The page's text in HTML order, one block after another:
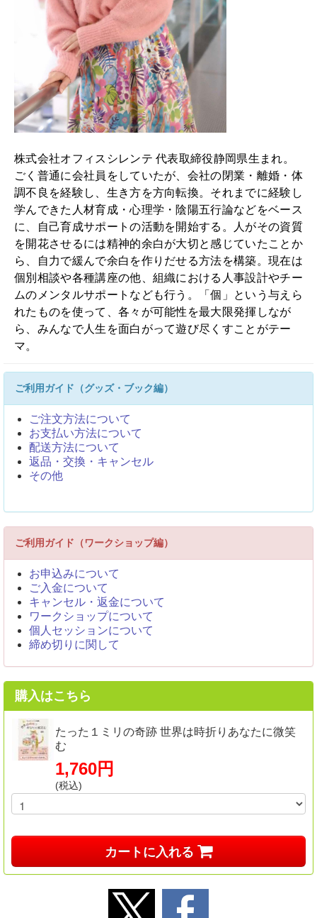
株式会社オフィスシレンテ 代表取締役静岡県生まれ。
ごく普通に会社員をしていたが、会社の閉業・離婚・体
調不良を経験し、生き方を方向転換。それまでに経験し
学んできた人材育成・心理学・陰陽五行論などをベース
に、自己育成サポートの活動を開始する。人がその資質
を開花させるには精神的余白が大切と感じていたことか
ら、自力で緩んで余白を作りだせる方法を構築。現在は
個別相談や各種講座の他、組織における人事設計やチー
ムのメンタルサポートなども行う。「個」という与えら
れたものを使って、各々が可能性を最大限発揮しなが
ら、みんなで人生を面白がって遊び尽くすことがテー
マ。
ご利用ガイド（グッズ・ブック編）
ご注文方法について
お支払い方法について
配送方法について
返品・交換・キャンセル
その他
ご利用ガイド（ワークショップ編）
お申込みについて
ご入金について
キャンセル・返金について
ワークショップについて
個人セッションについて
締め切りに関して
購入はこちら
たった１ミリの奇跡 世界は時折りあなたに微笑
む
1,760円
(税込)
カートに入れる